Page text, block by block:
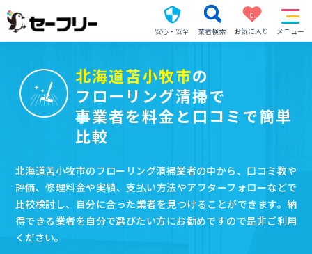
安心・安全 業者検索
0
お気に入り
メニュー
北海道苫小牧市の
フローリング清掃で
事業者を料金と口コミで簡単
比較
北海道苫小牧市のフローリング清掃業者の中から、口コミ数や
評価、修理料金や実績、支払い方法やアフターフォローなどで
比較検討し、自分に合った業者を見つけることができます。納
得できる業者を自分で選びたい方にお勧めですので是非ご利用
ください。